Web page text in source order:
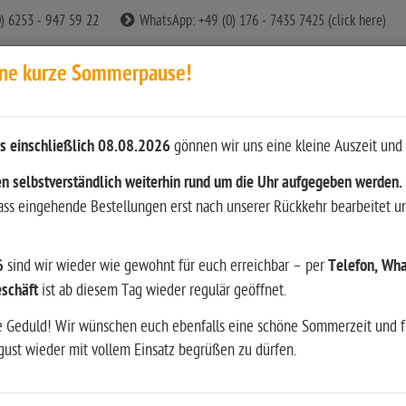
6253 - 947 59 22 WhatsApp: +49 (0) 176 - 7435 7425 (click here)
Wiederladen Literatur & andere Medien
kurze Sommerpause!
einschließlich 08.08.2026gönnen wir uns eine kleine Auszeit
selbstverständlich weiterhin rund um die Uhr aufgegeben werden.
eingehende Bestellungen erst nach unserer Rückkehr bearbeitet
sind wir wieder wie gewohnt für euch erreichbar – perTelefon,
ist ab diesem Tag wieder regulär geöffnet.
Wir wünschen euch ebenfalls eine schöne Sommerzeit und
wieder mit vollem Einsatz begrüßen zu dürfen.